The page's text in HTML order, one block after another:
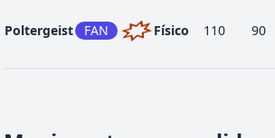
Poltergeist FAN Físico 110 90